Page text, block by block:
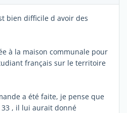
bien difficile d avoir des
à la maison communale pour
français sur le territoire
a été faite, je pense que
, il lui aurait donné